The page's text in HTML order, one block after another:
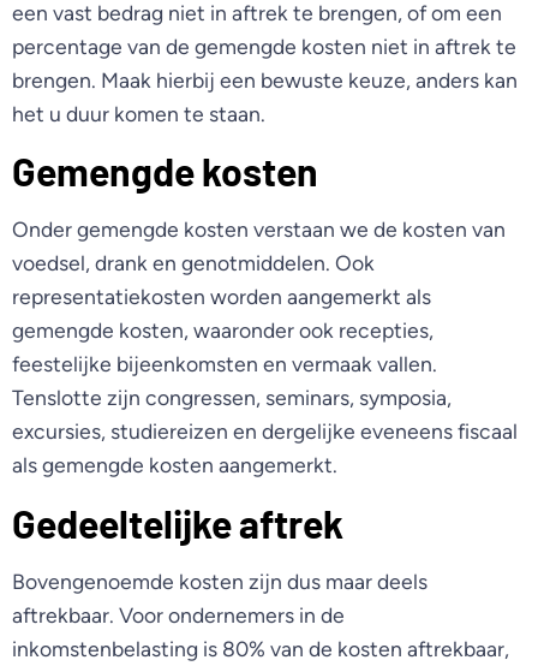
een vast bedrag niet in aftrek te brengen, of om een
percentage van de gemengde kosten niet in aftrek te
brengen. Maak hierbij een bewuste keuze, anders kan
het u duur komen te staan.
Gemengde kosten
Onder gemengde kosten verstaan we de kosten van
voedsel, drank en genotmiddelen. Ook
representatiekosten worden aangemerkt als
gemengde kosten, waaronder ook recepties,
feestelijke bijeenkomsten en vermaak vallen.
Tenslotte zijn congressen, seminars, symposia,
excursies, studiereizen en dergelijke eveneens fiscaal
als gemengde kosten aangemerkt.
Gedeeltelijke aftrek
Bovengenoemde kosten zijn dus maar deels
aftrekbaar. Voor ondernemers in de
inkomstenbelasting is 80% van de kosten aftrekbaar,